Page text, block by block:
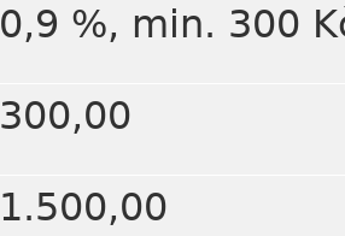
0,9 %, min. 300
300,00
1.500,00